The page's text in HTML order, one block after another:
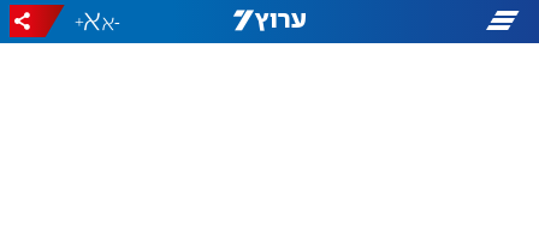
-
+